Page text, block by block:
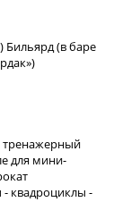
Бильярд (в баре
тренажерный
для мини-
- квадроциклы -